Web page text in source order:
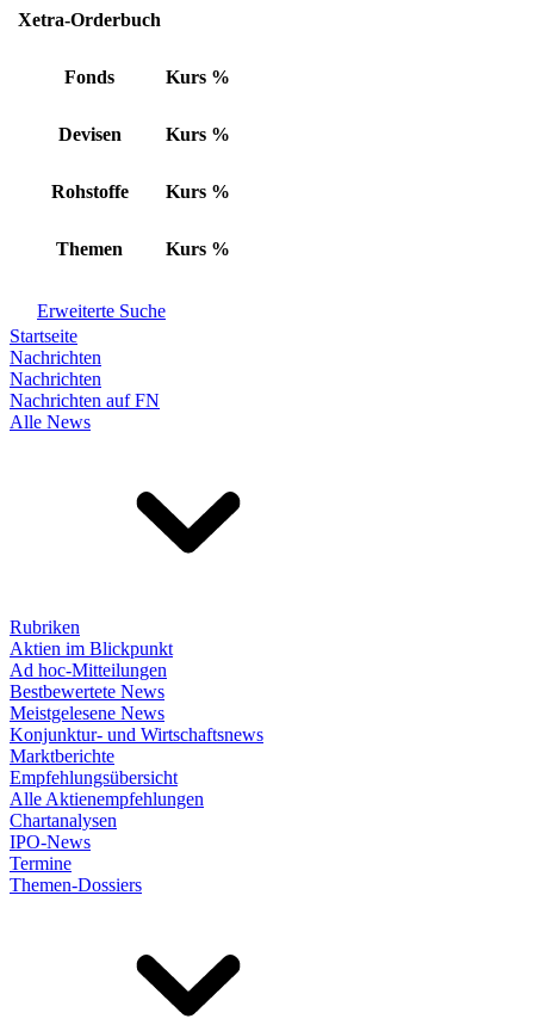
Xetra-Orderbuch
Fonds Kurs %
Devisen Kurs %
Rohstoffe Kurs %
Themen Kurs %
Erweiterte Suche
Startseite
Nachrichten
Nachrichten
Nachrichten auf FN
Alle News
Rubriken
Aktien im Blickpunkt
Ad hoc-Mitteilungen
Bestbewertete News
Meistgelesene News
Konjunktur- und Wirtschaftsnews
Marktberichte
Empfehlungsübersicht
Alle Aktienempfehlungen
Chartanalysen
IPO-News
Termine
Themen-Dossiers